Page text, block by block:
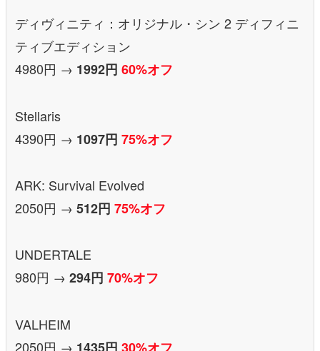
ディヴィニティ：オリジナル・シン 2 ディフィニ
ティブエディション
4980円 → 1992円 60%オフ
Stellaris
4390円 → 1097円 75%オフ
ARK: Survival Evolved
2050円 → 512円 75%オフ
UNDERTALE
980円 → 294円 70%オフ
VALHEIM
2050円 → 1435円 30%オフ